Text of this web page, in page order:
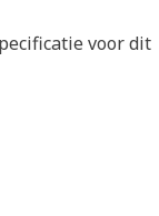
voor dit